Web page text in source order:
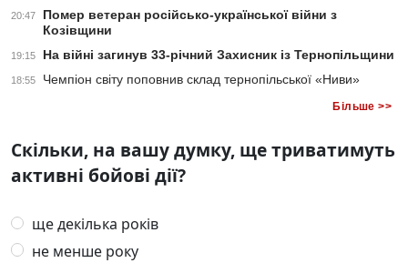
20:47
Помер ветеран російсько-української війни з
Козівщини
19:15 На війні загинув 33-річний Захисник із Тернопільщини
18:55 Чемпіон світу поповнив склад тернопільської «Ниви»
Більше >>
Скільки, на вашу думку, ще триватимуть
активні бойові дії?
ще декілька років
не менше року